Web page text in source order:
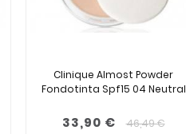
Clinique Almost Powder
Fondotinta Spf15 04 Neutral
33,90 € 46,49 €